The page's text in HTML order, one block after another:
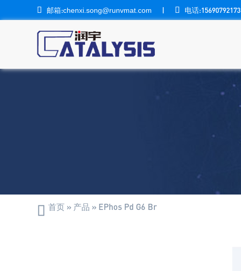
 邮箱:chenxi.song@runvmat.com |  电话:15690792173
 首页 » 产品 » EPhos Pd G6 Br